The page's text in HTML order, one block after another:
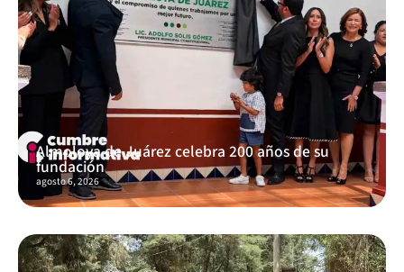
Almoloya de Juárez celebra 200 años de su
fundación
agosto 6, 2026